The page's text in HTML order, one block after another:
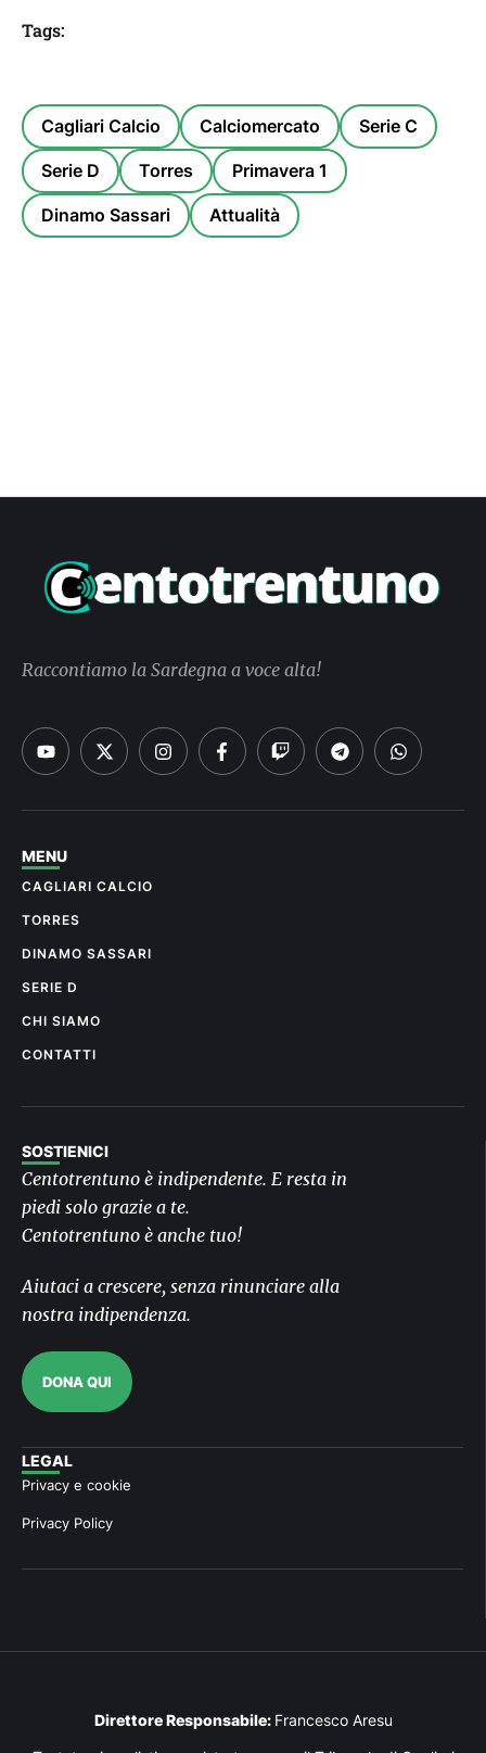
Tags:
Cagliari Calcio Calciomercato Serie C
Serie D Torres Primavera 1
Dinamo Sassari Attualità
Raccontiamo la Sardegna a voce alta!
MENU
CAGLIARI CALCIO
TORRES
DINAMO SASSARI
SERIE D
CHI SIAMO
CONTATTI
SOSTIENICI
Centotrentuno è indipendente. E resta in
piedi solo grazie a te.
Centotrentuno è anche tuo!
Aiutaci a crescere, senza rinunciare alla
nostra indipendenza.
DONA QUI
LEGAL
Privacy e cookie
Privacy Policy
Direttore Responsabile: Francesco Aresu